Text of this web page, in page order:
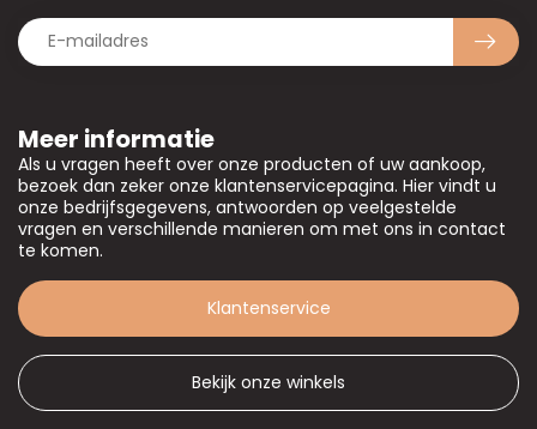
Meer informatie
Als u vragen heeft over onze producten of uw aankoop,
bezoek dan zeker onze klantenservicepagina. Hier vindt u
onze bedrijfsgegevens, antwoorden op veelgestelde
vragen en verschillende manieren om met ons in contact
te komen.
Klantenservice
Bekijk onze winkels